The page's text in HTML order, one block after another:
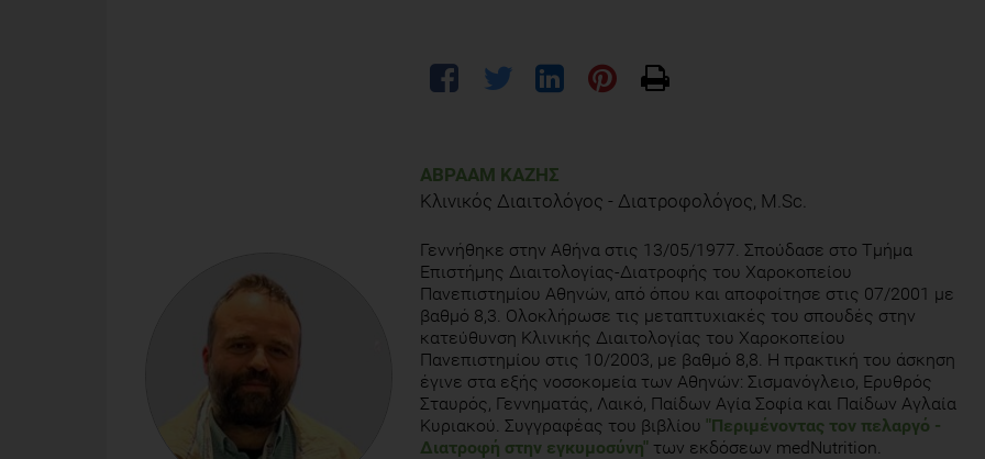
ΑΒΡΑΆΜ ΚΆΖΗΣ
Κλινικός Διαιτολόγος - Διατροφολόγος, M.Sc.
Γεννήθηκε στην Αθήνα στις 13/05/1977. Σπούδασε στο Tμήμα
Επιστήμης Διαιτολογίας-Διατροφής του Χαροκοπείου
Πανεπιστημίου Αθηνών, από όπου και αποφοίτησε στις 07/2001 με
βαθμό 8,3. Ολοκλήρωσε τις μεταπτυχιακές του σπουδές στην
κατεύθυνση Κλινικής Διαιτολογίας του Χαροκοπείου
Πανεπιστημίου στις 10/2003, με βαθμό 8,8. Η πρακτική του άσκηση
έγινε στα εξής νοσοκομεία των Αθηνών: Σισμανόγλειο, Ερυθρός
Σταυρός, Γεννηματάς, Λαικό, Παίδων Αγία Σοφία και Παίδων Αγλαία
Κυριακού. Συγγραφέας του βιβλίου "Περιμένοντας τον πελαργό -
Διατροφή στην εγκυμοσύνη" των εκδόσεων medNutrition.